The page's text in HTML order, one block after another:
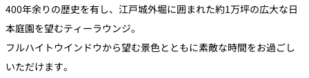
TAIKAN EN＞
鉄板焼/ステーキ
リブルーム
400年余りの歴史を有し、江戸城外堀に囲まれた約1万坪の広大な日
本庭園を望むティーラウンジ。
フルハイトウインドウから望む景色とともに素敵な時間をお過ごし
いただけます。